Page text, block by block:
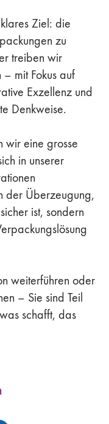
Ziel: die
zu
treiben wir
mit Fokus auf
Exzellenz und
Denkweise.
wir eine grosse
in unserer
der Überzeugung,
ist, sondern
weiterführen oder
– Sie sind Teil
schafft, das